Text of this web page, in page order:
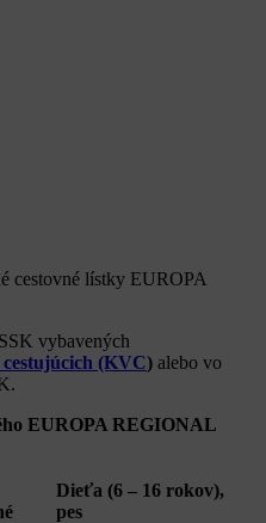
cestovné lístky EUROPA
vybavených
(KVC) alebo vo
EUROPA REGIONAL
Dieťa (6 – 16 rokov),
pes